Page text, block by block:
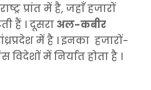
प्रांत में है, जहाँ हजारों
हैं । दूसरा अल-कबीर
में है । इनका हजारों-
विदेशों में निर्यात होता है ।